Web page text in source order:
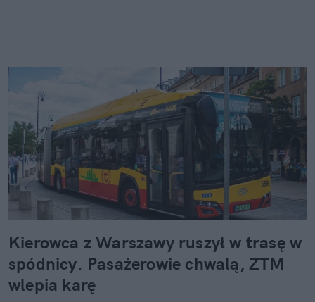
Kierowca z Warszawy ruszył w trasę w
spódnicy. Pasażerowie chwalą, ZTM
wlepia karę